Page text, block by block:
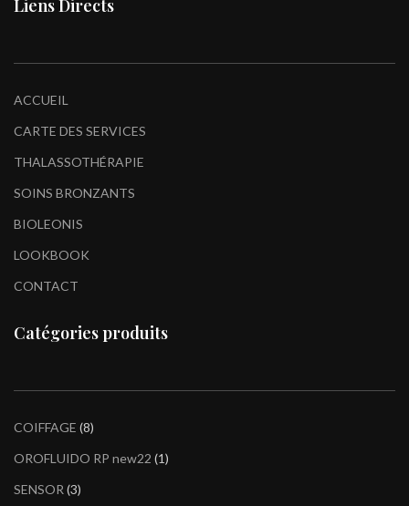
Liens Directs
ACCUEIL
CARTE DES SERVICES
THALASSOTHÉRAPIE
SOINS BRONZANTS
BIOLEONIS
LOOKBOOK
CONTACT
Catégories produits
COIFFAGE 8
OROFLUIDO RP new22 1
SENSOR 3